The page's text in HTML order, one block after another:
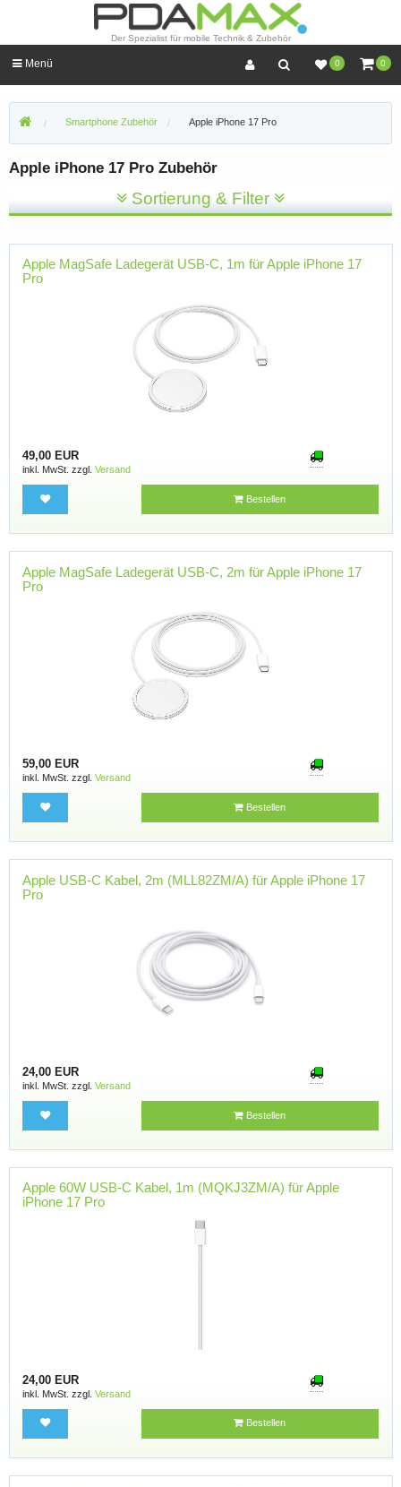
Der Spezialist für mobile Technik & Zubehör
0 0
Menü
Smartphone Zubehör Apple iPhone 17 Pro
Apple iPhone 17 Pro Zubehör
Sortierung & Filter
Apple MagSafe Ladegerät USB-C, 1m für Apple iPhone 17
Pro
49,00 EUR
inkl. MwSt. zzgl. Versand
Bestellen
Apple MagSafe Ladegerät USB-C, 2m für Apple iPhone 17
Pro
59,00 EUR
inkl. MwSt. zzgl. Versand
Bestellen
Apple USB-C Kabel, 2m (MLL82ZM/A) für Apple iPhone 17
Pro
24,00 EUR
inkl. MwSt. zzgl. Versand
Bestellen
Apple 60W USB-C Kabel, 1m (MQKJ3ZM/A) für Apple
iPhone 17 Pro
24,00 EUR
inkl. MwSt. zzgl. Versand
Bestellen